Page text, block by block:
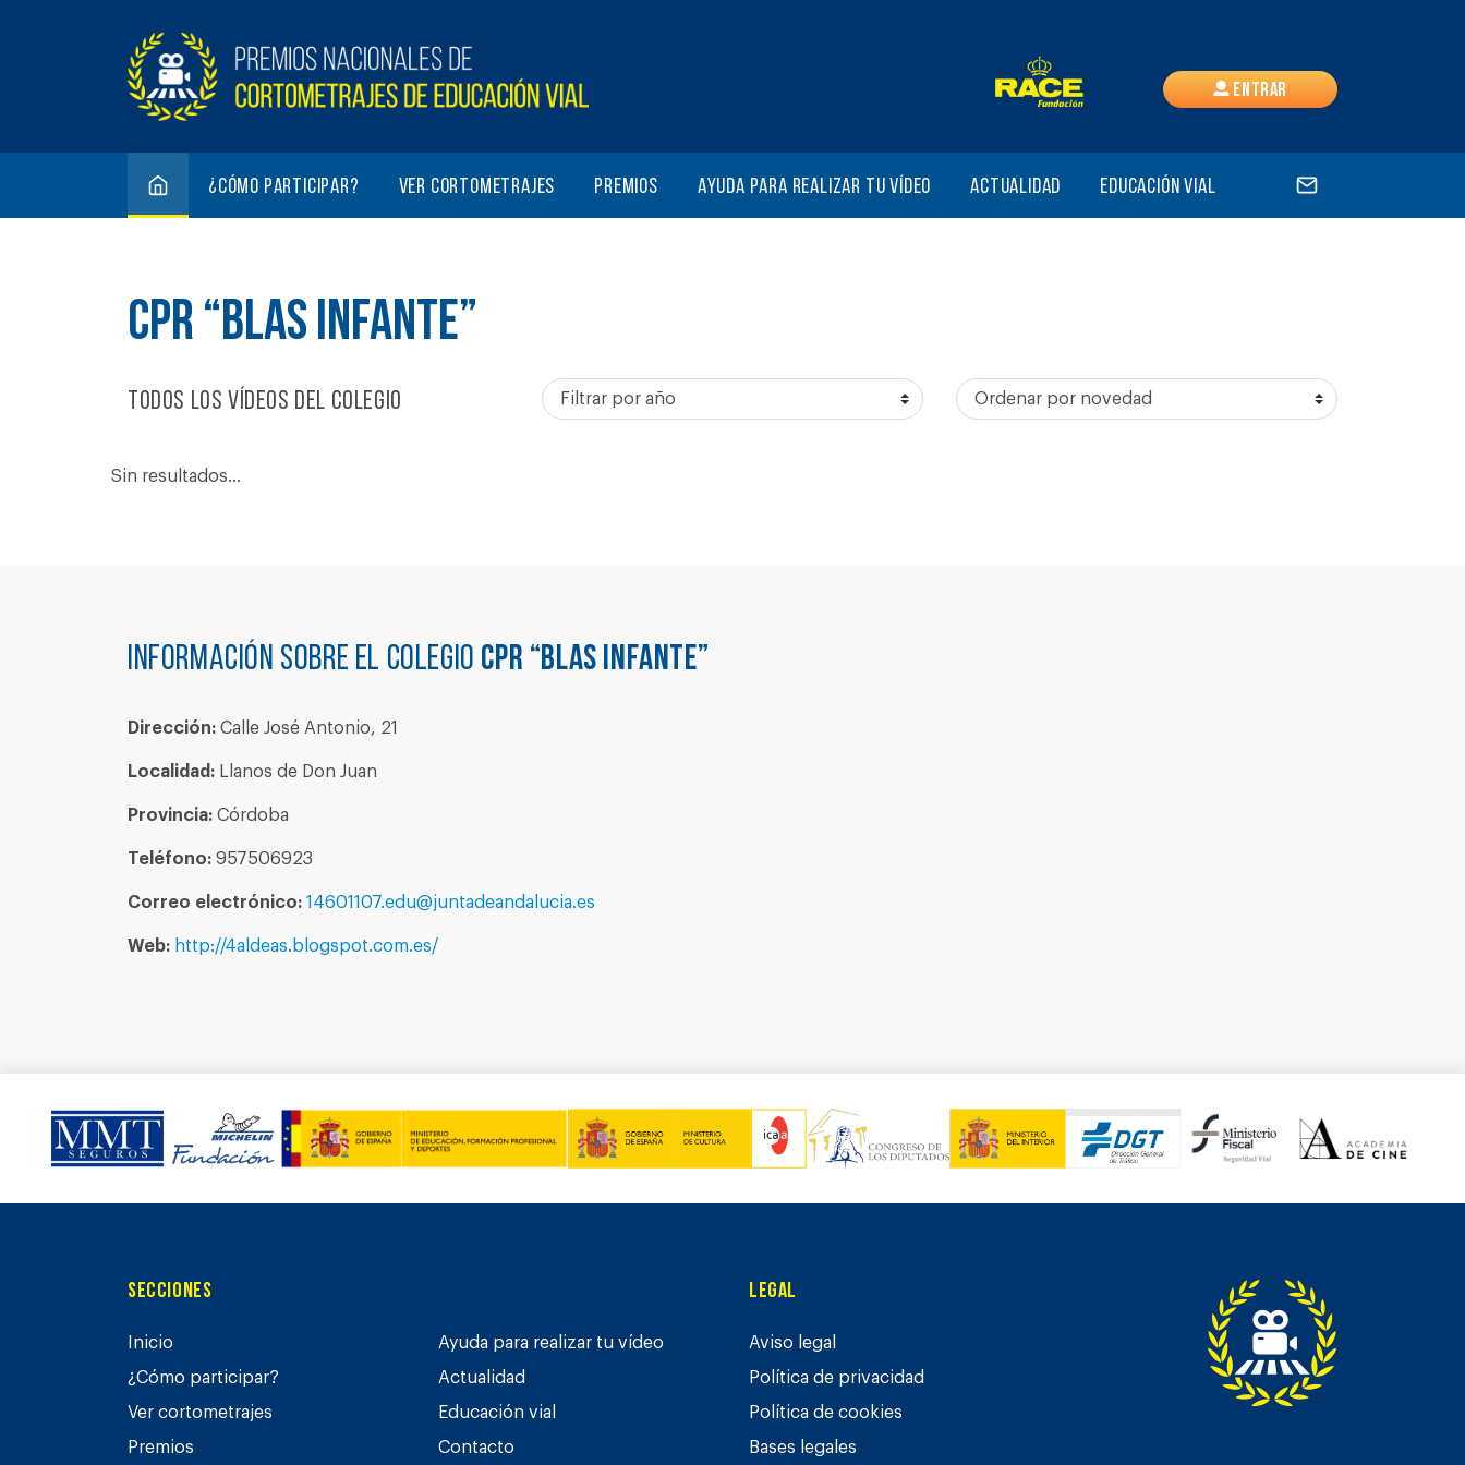
Entrar
¿Cómo participar? Ver cortometrajes Premios Ayuda para realizar tu vídeo Actualidad Educación vial
CPR “BLAS INFANTE”
Todos los vídeos del colegio
Sin resultados...
Información sobre el colegio CPR “BLAS INFANTE”
Dirección: Calle José Antonio, 21
Localidad: Llanos de Don Juan
Provincia: Córdoba
Teléfono: 957506923
Correo electrónico: 14601107.edu@juntadeandalucia.es
Web: http://4aldeas.blogspot.com.es/
Secciones
Inicio
¿Cómo participar?
Ver cortometrajes
Premios
Ayuda para realizar tu vídeo
Actualidad
Educación vial
Contacto
Legal
Aviso legal
Política de privacidad
Política de cookies
Bases legales